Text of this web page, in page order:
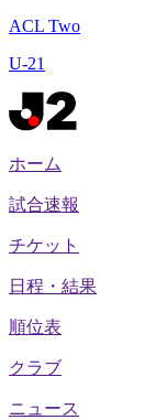
ACL Two
U-21
ホーム
試合速報
チケット
日程・結果
順位表
クラブ
ニュース